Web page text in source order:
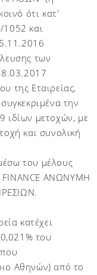
ότι κατ'
και
των
της Εταιρείας,
την
μετοχών, με
και συνολική
του μέλους
FINANCE ΑΝΩΝΥΜΗ
κατέχει
του
Αθηνών) από το